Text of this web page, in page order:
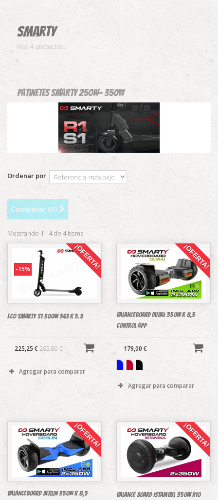
Smarty
Hay 4 productos.
Patinetes Smarty 250w- 350w
Ordenar por
Comparar (0)
Mostrando 1 - 4 de 4 items
-15% ¡OFERTA!
Eco Smarty S1 300w 36v R 5.5
225,25 € 265,00 €
Agregar para comparar
¡OFERTA!
BALANCEBOARD DUBAI 350W R 8,5
control APP
179,00 €
Agregar para comparar
¡OFERTA!
BALANCEBOARD BERLIN 350W R 8,5
¡OFERTA!
BALANCE BOARD ISTAMBUL 350W R10